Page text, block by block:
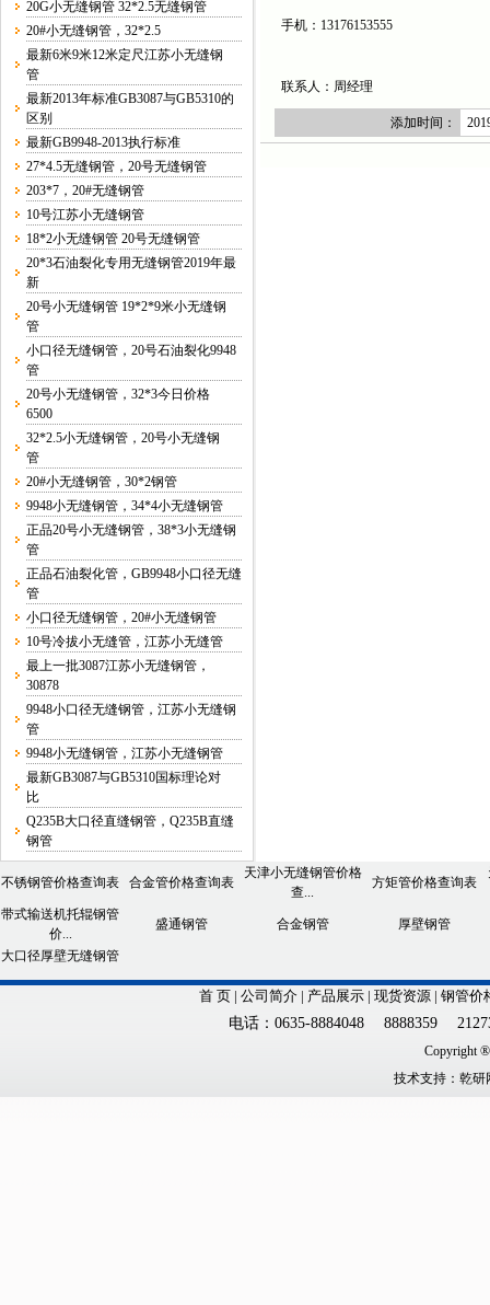
20G小无缝钢管 32*2.5无缝钢管
20#小无缝钢管，32*2.5
最新6米9米12米定尺江苏小无缝钢
管
最新2013年标准GB3087与GB5310的
区别
最新GB9948-2013执行标准
27*4.5无缝钢管，20号无缝钢管
203*7，20#无缝钢管
10号江苏小无缝钢管
18*2小无缝钢管 20号无缝钢管
20*3石油裂化专用无缝钢管2019年最
新
20号小无缝钢管 19*2*9米小无缝钢
管
小口径无缝钢管，20号石油裂化9948
管
20号小无缝钢管，32*3今日价格
6500
32*2.5小无缝钢管，20号小无缝钢
管
20#小无缝钢管，30*2钢管
9948小无缝钢管，34*4小无缝钢管
正品20号小无缝钢管，38*3小无缝钢
管
正品石油裂化管，GB9948小口径无缝
管
小口径无缝钢管，20#小无缝钢管
10号冷拔小无缝管，江苏小无缝管
最上一批3087江苏小无缝钢管，
30878
9948小口径无缝钢管，江苏小无缝钢
管
9948小无缝钢管，江苏小无缝钢管
最新GB3087与GB5310国标理论对
比
Q235B大口径直缝钢管，Q235B直缝
钢管
手机：13176153555
联系人：周经理
添加时间：
不锈钢管价格查询表 合金管价格查询表
天津小无缝钢管价格
查...
方矩管价格查询表
带式输送机托辊钢管
价...
盛通钢管 合金钢管 厚壁钢管
大口径厚壁无缝钢管
首 页 |公司简介 | 产品展示 | 现货资源 |钢管价
电话：0635-8884048 8888359
Copyright
技术支持： 乾研